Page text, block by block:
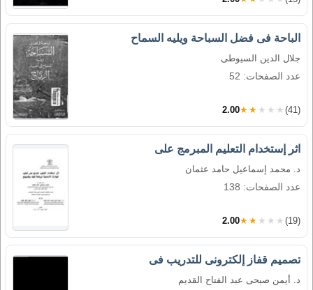
الباحة فى فضل السباحة ويليه السماح
جلال الدين السيوطى
عدد الصفحات: 52
2.00★★★★★ (41)
اثر إستخدام التعليم المبرمج على
د. محمد إسماعيل حامد عثمان
عدد الصفحات: 138
2.00★★★★★ (19)
تصميم قفاز إلكترونى للتدريب فى
د. أيمن صبحى عبد الفتاح القديم